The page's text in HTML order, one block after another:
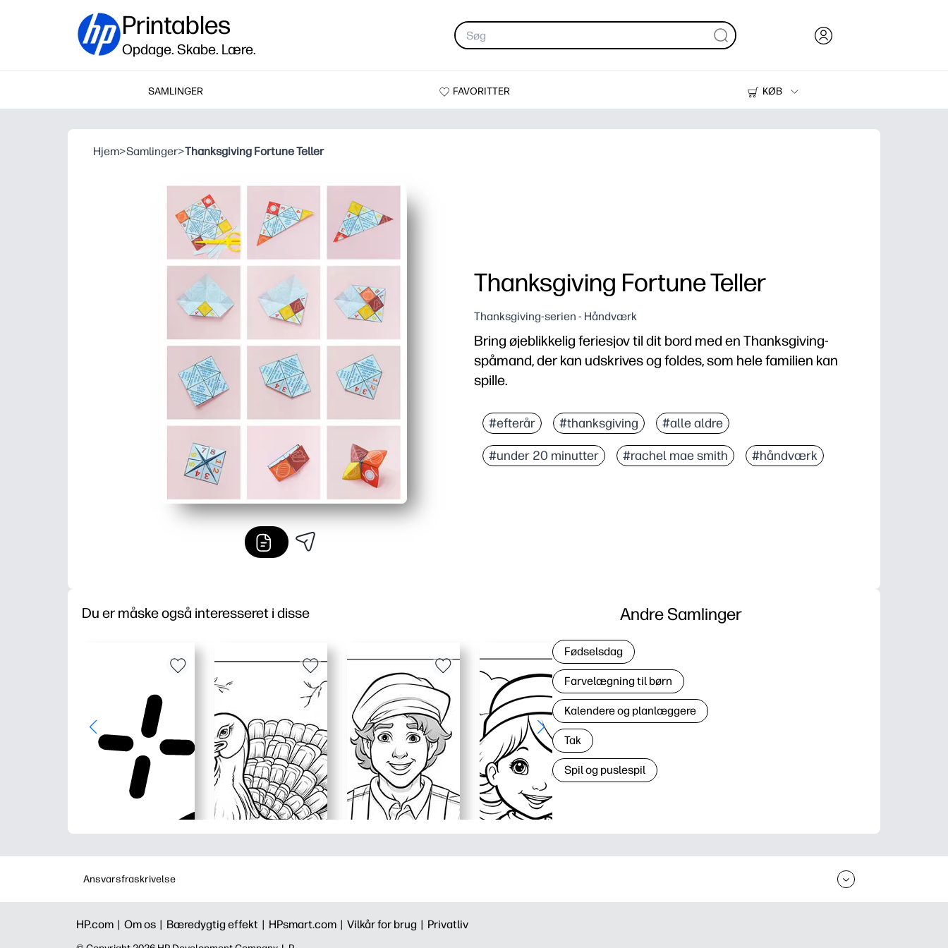
Printables
Opdage. Skabe. Lære.
SAMLINGER FAVORITTER
KØB
Printere
Hjem>Samlinger>Thanksgiving Fortune Teller
Thanksgiving Fortune Teller
Thanksgiving-serien - Håndværk
Bring øjeblikkelig feriesjov til dit bord med en Thanksgiving-
spåmand, der kan udskrives og foldes, som hele familien kan
spille.
Ingen forberedelse - du skal bare udskrive, trimme, folde og spille på få
Holder børnene lykkeligt engagerede med Thanksgiving-meddelelser og
Bygger finmotoriske og retningsfølgende færdigheder gennem enkle
#efterår #thanksgiving #alle aldre
#under 20 minutter #rachel mae smith #håndværk
Du er måske også interesseret i disse Andre Samlinger
Fødselsdag
Farvelægning til børn
Kalendere og planlæggere
Tak
Spil og puslespil
Ansvarsfraskrivelse
HP.com | Om os | Bæredygtig effekt | HPsmart.com | Vilkår for brug | Privatliv